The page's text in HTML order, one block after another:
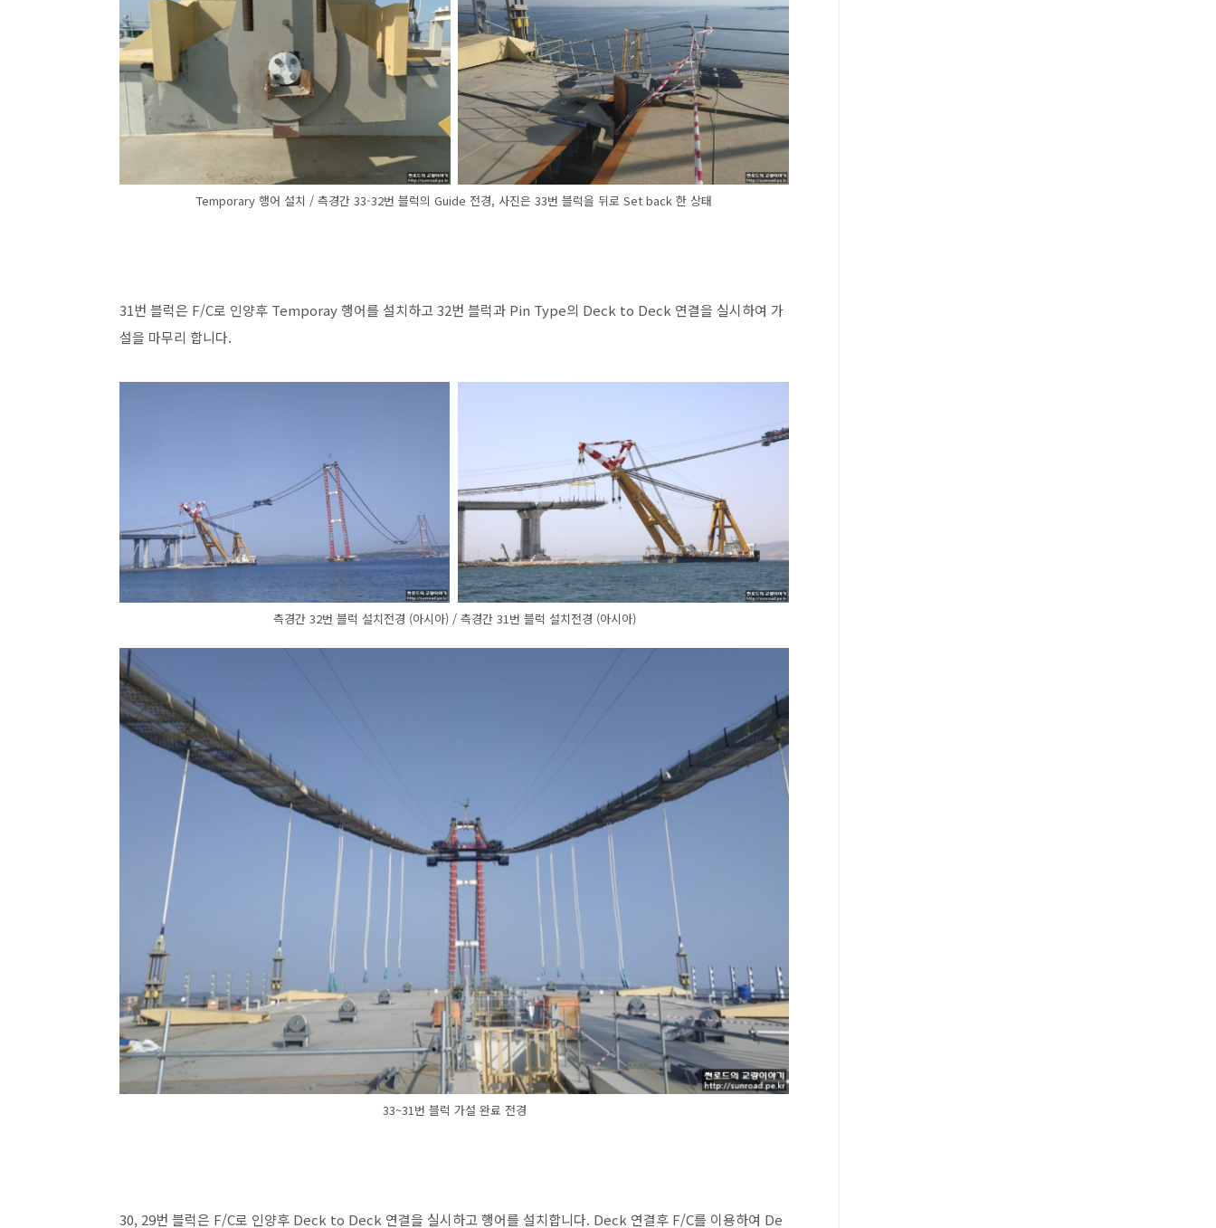
Temporary 행어 설치 / 측경간 33-32번 블럭의 Guide 전경, 사진은 33번 블럭을 뒤로 Set back 한 상태
31번 블럭은 F/C로 인양후 Temporay 행어를 설치하고 32번 블럭과 Pin Type의 Deck to Deck 연결을 실시하여 가
설을 마무리 합니다.
측경간 32번 블럭 설치전경 (아시아) / 측경간 31번 블럭 설치전경 (아시아)
33~31번 블럭 가설 완료 전경
30, 29번 블럭은 F/C로 인양후 Deck to Deck 연결을 실시하고 행어를 설치합니다. Deck 연결후 F/C를 이용하여 De